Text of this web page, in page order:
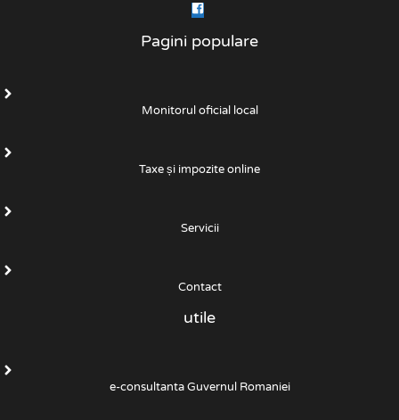
Pagini populare
Monitorul oficial local
Taxe și impozite online
Servicii
Contact
utile
e-consultanta Guvernul Romaniei